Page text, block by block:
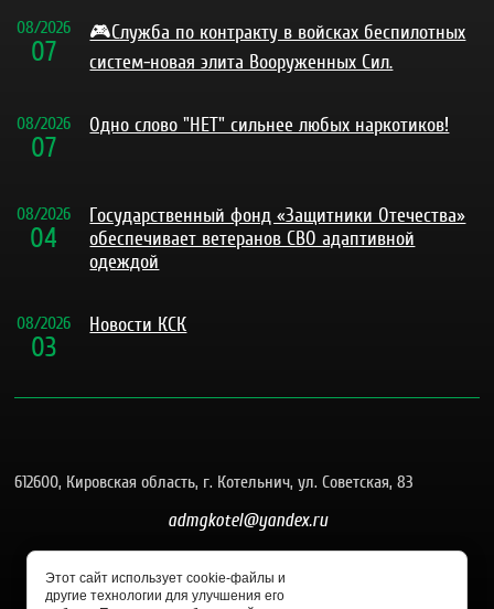
07
08/2026
🎮Служба по контракту в войсках беспилотных
систем-новая элита Вооруженных Сил.
07
08/2026 Одно слово "НЕТ" сильнее любых наркотиков!
04
08/2026
Государственный фонд «Защитники Отечества»
обеспечивает ветеранов СВО адаптивной
одеждой
03
08/2026 Новости КСК
612600, Кировская область, г. Котельнич, ул. Советская, 83
admgkotel@yandex.ru
8 (83342) 4-26-58
Этот сайт использует cookie-файлы и
другие технологии для улучшения его